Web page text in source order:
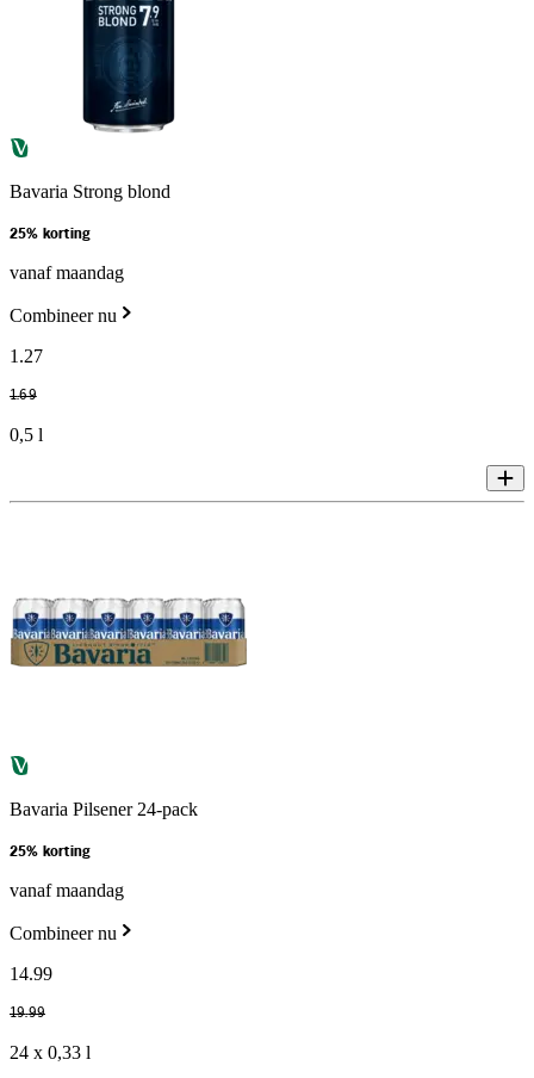
Bavaria Strong blond
25% korting
vanaf maandag
Combineer nu
1.27
1.69
0,5 l
Bavaria Pilsener 24-pack
25% korting
vanaf maandag
Combineer nu
14.99
19.99
24 x 0,33 l